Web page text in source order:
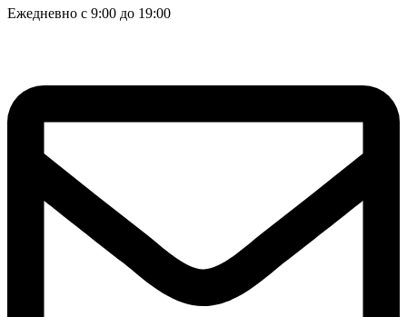
Ежедневно с 9:00 до 19:00